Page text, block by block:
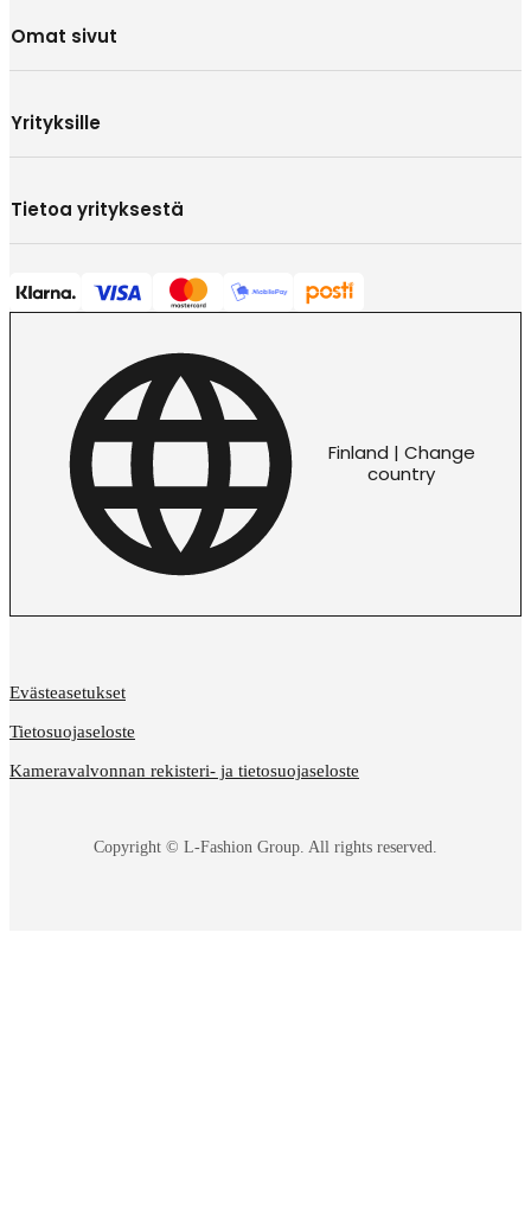
Omat sivut
Yrityksille
Tietoa yrityksestä
Finland | Change
country
Copyright © L-Fashion Group. All rights reserved.
Evästeasetukset
Tietosuojaseloste
Kameravalvonnan rekisteri- ja tietosuojaseloste